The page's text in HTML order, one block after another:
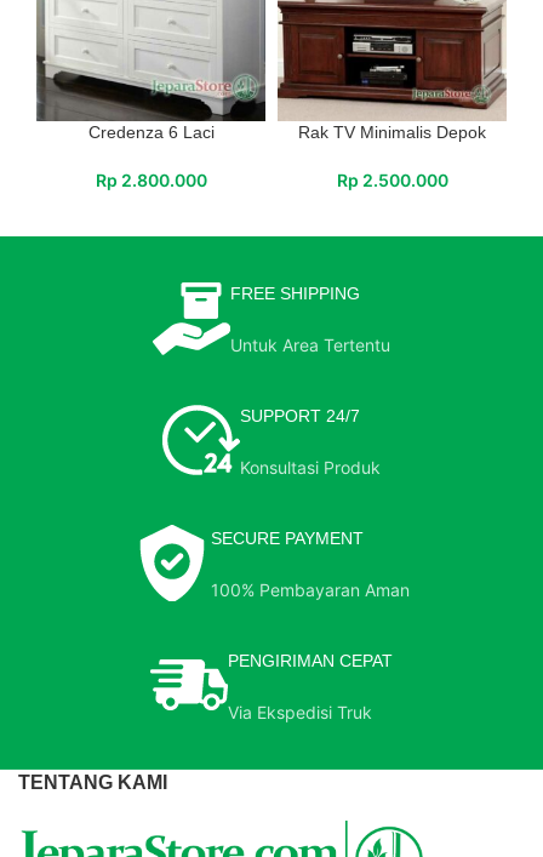
Credenza 6 Laci
Rp 2.800.000
Rak TV Minimalis Depok
Rp 2.500.000
FREE SHIPPING
Untuk Area Tertentu
SUPPORT 24/7
Konsultasi Produk
SECURE PAYMENT
100% Pembayaran Aman
PENGIRIMAN CEPAT
Via Ekspedisi Truk
TENTANG KAMI